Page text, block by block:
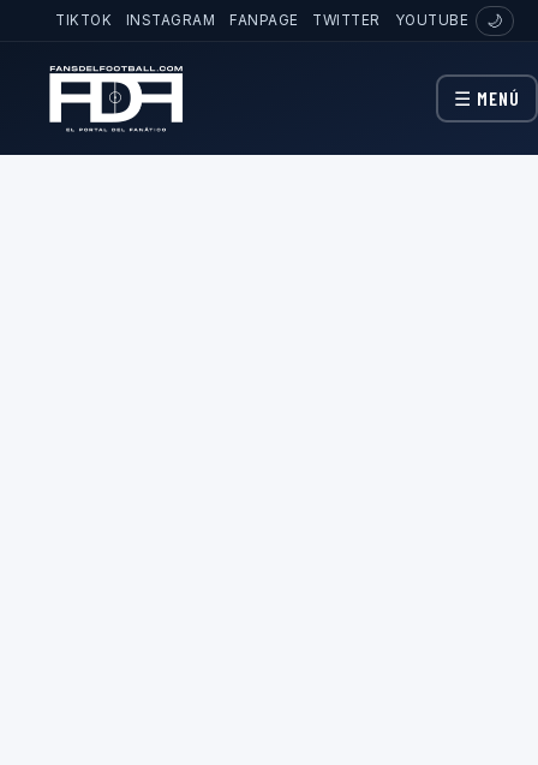
TIKTOK INSTAGRAM FANPAGE TWITTER YOUTUBE 🌙
☰ MENÚ